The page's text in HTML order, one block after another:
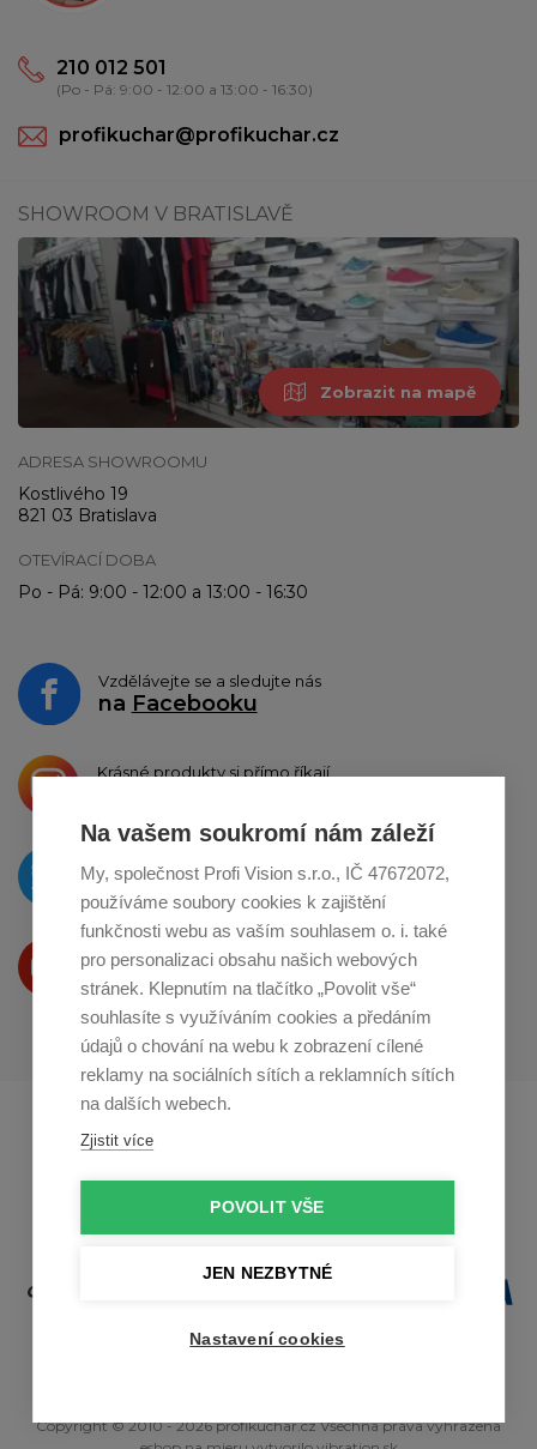
Na vašem soukromí nám záleží
My, společnost Profi Vision s.r.o., IČ 47672072,
používáme soubory cookies k zajištění
funkčnosti webu as vaším souhlasem o. i. také
pro personalizaci obsahu našich webových
stránek. Klepnutím na tlačítko „Povolit vše“
souhlasíte s využíváním cookies a předáním
údajů o chování na webu k zobrazení cílené
reklamy na sociálních sítích a reklamních sítích
na dalších webech.
Zjistit více
POVOLIT VŠE
JEN NEZBYTNÉ
Nastavení cookies
210 012 501
(Po - Pá: 9:00 - 12:00 a 13:00 - 16:30)
profikuchar@profikuchar.cz
SHOWROOM V BRATISLAVĚ
Zobrazit na mapě
ADRESA SHOWROOMU
Kostlivého 19
821 03 Bratislava
OTEVÍRACÍ DOBA
Po - Pá: 9:00 - 12:00 a 13:00 - 16:30
Vzdělávejte se a sledujte nás
na Facebooku
Krásné produkty si přímo říkají
O novinkách píšeme
naTwitteru
Produkty Vám představujeme
na Youtube
Profikuchar.sk
Copyright © 2010 - 2026 profikuchar.cz Všechna práva vyhrazena